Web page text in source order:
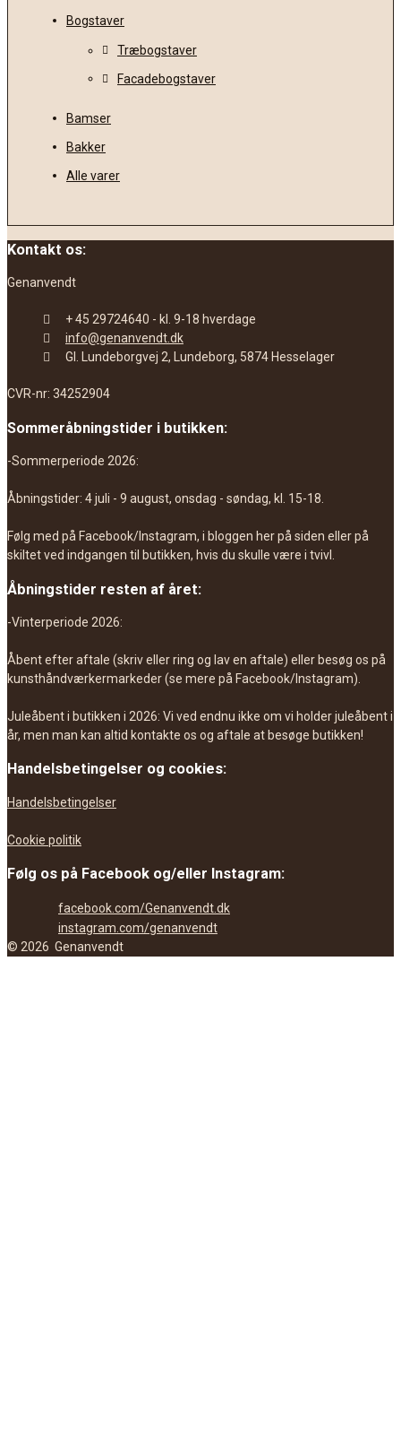
Bogstaver
Træbogstaver
Facadebogstaver
Bamser
Bakker
Alle varer
Kontakt os:
Genanvendt
+ 45 29724640 - kl. 9-18 hverdage
info@genanvendt.dk
Gl. Lundeborgvej 2, Lundeborg, 5874 Hesselager
CVR-nr: 34252904
Sommeråbningstider i butikken:
-Sommerperiode 2026:
Åbningstider: 4 juli - 9 august, onsdag - søndag, kl. 15-18.
Følg med på Facebook/Instagram, i bloggen her på siden eller på
skiltet ved indgangen til butikken, hvis du skulle være i tvivl.
Åbningstider resten af året:
-Vinterperiode 2026:
Åbent efter aftale (skriv eller ring og lav en aftale) eller besøg os på
kunsthåndværkermarkeder (se mere på Facebook/Instagram).
Juleåbent i butikken i 2026: Vi ved endnu ikke om vi holder juleåbent i
år, men man kan altid kontakte os og aftale at besøge butikken!
Handelsbetingelser og cookies:
Handelsbetingelser
Cookie politik
Følg os på Facebook og/eller Instagram:
facebook.com/Genanvendt.dk
instagram.com/genanvendt
© 2026 Genanvendt